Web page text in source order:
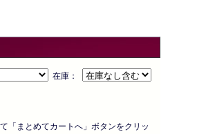
在庫：
「まとめてカートへ」ボタンをクリッ